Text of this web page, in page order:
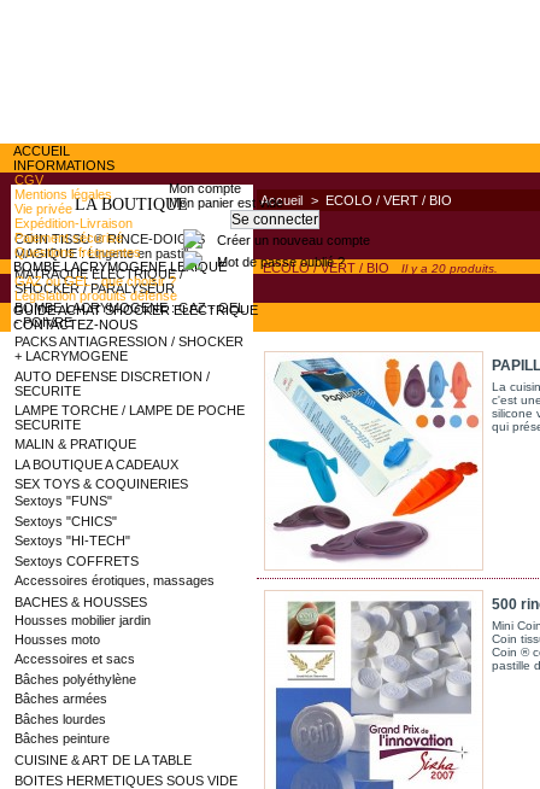
ACCUEIL
INFORMATIONS
CGV
Mentions légales
Vie privée
Expédition-Livraison
Paiement sécurisé
Questions fréquentes
BOMBE LACRYMOGENE LEXIQUE
GAZ ou GEL : que choisir ?
Législation produits défense
GUIDE ACHAT SHOCKER ELECTRIQUE
CONTACTEZ-NOUS
Mon compte
Mon panier est vide
Créer un nouveau compte
Mot de passe oublié ?
LA BOUTIQUE
COIN TISSU ® RINCE-DOIGTS
MAGIQUE : Lingette en pastille
MATRAQUE ELECTRIQUE /
SHOCKER / PARALYSEUR
BOMBE LACRYMOGENE : GAZ - GEL
- POIVRE
PACKS ANTIAGRESSION / SHOCKER
+ LACRYMOGENE
AUTO DEFENSE DISCRETION /
SECURITE
LAMPE TORCHE / LAMPE DE POCHE
SECURITE
MALIN & PRATIQUE
LA BOUTIQUE A CADEAUX
SEX TOYS & COQUINERIES
Sextoys "FUNS"
Sextoys "CHICS"
Sextoys "HI-TECH"
Sextoys COFFRETS
Accessoires érotiques, massages
BACHES & HOUSSES
Housses mobilier jardin
Housses moto
Accessoires et sacs
Bâches polyéthylène
Bâches armées
Bâches lourdes
Bâches peinture
CUISINE & ART DE LA TABLE
BOITES HERMETIQUES SOUS VIDE
Accueil > ECOLO / VERT / BIO
ECOLO / VERT / BIO Il y a 20 produits.
La
c'est
silicone
qui
500
Mini
Coin
Coin ®
pastille